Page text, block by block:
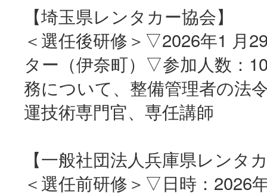
【埼玉県レンタカー協会】
＜選任後研修＞▽2026年1 月
ター（伊奈町）▽参加人数：
務について、整備管理者の法
運技術専門官、専任講師
【一般社団法人兵庫県レンタ
＜選任前研修＞▽日時：2026